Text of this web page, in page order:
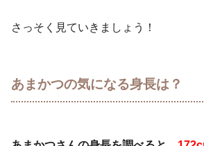
さっそく見ていきましょう！
あまかつの気になる身長は？